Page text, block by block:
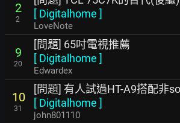
2
2
[ Digitalhome ]
LoveNote
9
20
[問題] 65吋電視推薦
[ Digitalhome ]
Edwardex
10
31
[問題] 有人試過HT-A9搭配非
[ Digitalhome ]
john801110